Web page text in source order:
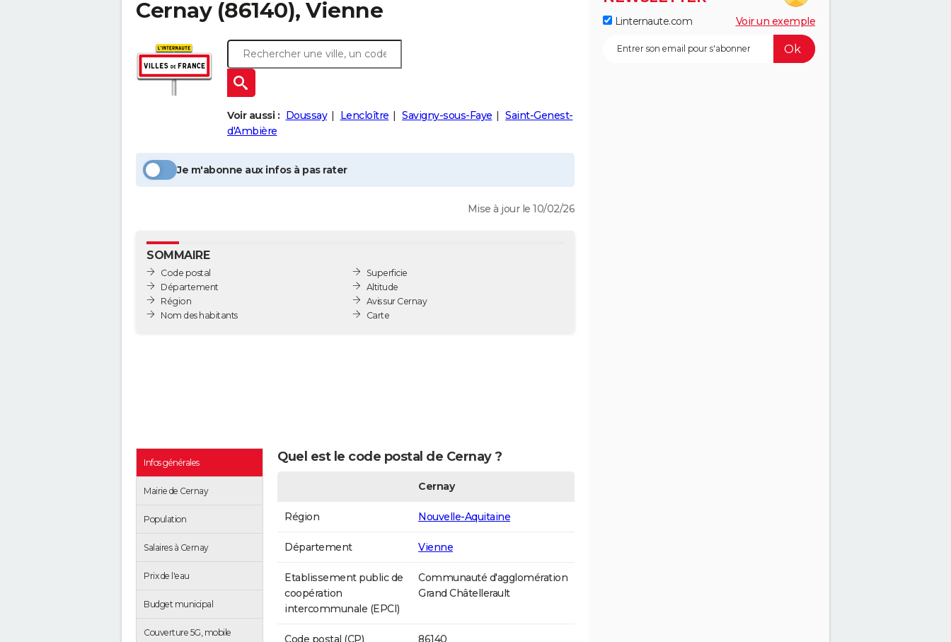
Cernay(86140), Vienne
Voir aussi : Doussay Lencloître Savigny-sous-Faye
Saint-Genest-
d'Ambière
Je m'abonne aux infos à pas rater
Mise à jour le 10/02/26
SOMMAIRE
Code postal
Département
Région
Nom des habitants
Superficie
Altitude
Avis sur Cernay
Carte
Infos générales
Mairie de Cernay
Population
Salaires à Cernay
Prix de l'eau
Budget municipal
Couverture 5G, mobile
Quel est le code postal de Cernay ?
Cernay
Région Nouvelle-Aquitaine
Département Vienne
Etablissement public de
coopération
intercommunale (EPCI)
Communauté d'agglomération
Grand Châtellerault
Code postal (CP) 86140
Linternaute.com Voir un exemple